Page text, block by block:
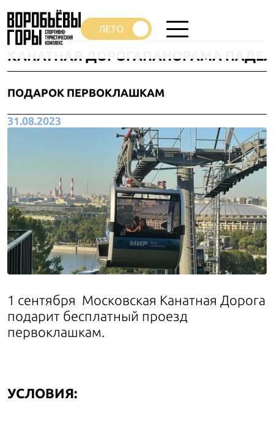
КАНАТНАЯ ДОРОГАПАНОРАМА ПАДЕЛ
ПОДАРОК ПЕРВОКЛАШКАМ
31.08.2023
1 сентября Московская Канатная Дорога
подарит бесплатный проезд
первоклашкам.
УСЛОВИЯ: